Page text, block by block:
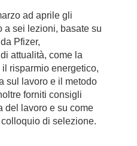
ad aprile gli
a sei lezioni, basate su
Pfizer,
attualità, come la
risparmio energetico,
sul lavoro e il metodo
forniti consigli
del lavoro e su come
di selezione.